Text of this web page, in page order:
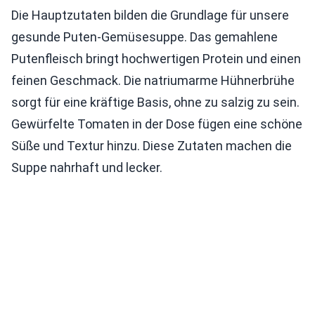
Die Hauptzutaten bilden die Grundlage für unsere
gesunde Puten-Gemüsesuppe. Das gemahlene
Putenfleisch bringt hochwertigen Protein und einen
feinen Geschmack. Die natriumarme Hühnerbrühe
sorgt für eine kräftige Basis, ohne zu salzig zu sein.
Gewürfelte Tomaten in der Dose fügen eine schöne
Süße und Textur hinzu. Diese Zutaten machen die
Suppe nahrhaft und lecker.